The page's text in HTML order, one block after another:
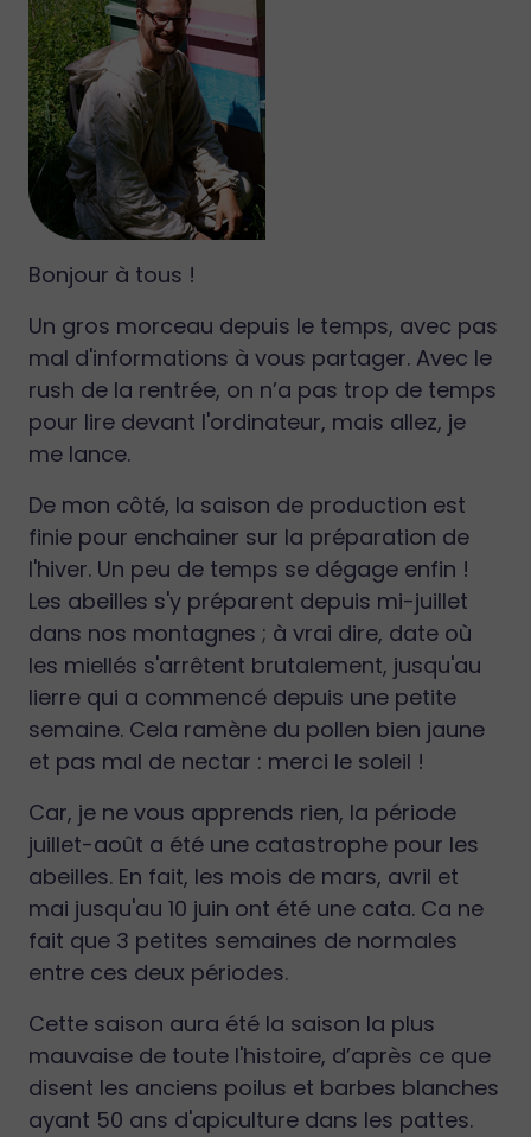
Bonjour à tous !
Un gros morceau depuis le temps, avec pas
mal d'informations à vous partager. Avec le
rush de la rentrée, on n’a pas trop de temps
pour lire devant l'ordinateur, mais allez, je
me lance.
De mon côté, la saison de production est
finie pour enchainer sur la préparation de
l'hiver. Un peu de temps se dégage enfin !
Les abeilles s'y préparent depuis mi-juillet
dans nos montagnes ; à vrai dire, date où
les miellés s'arrêtent brutalement, jusqu'au
lierre qui a commencé depuis une petite
semaine. Cela ramène du pollen bien jaune
et pas mal de nectar : merci le soleil !
Car, je ne vous apprends rien, la période
juillet-août a été une catastrophe pour les
abeilles. En fait, les mois de mars, avril et
mai jusqu'au 10 juin ont été une cata. Ca ne
fait que 3 petites semaines de normales
entre ces deux périodes.
Cette saison aura été la saison la plus
mauvaise de toute l'histoire, d’après ce que
disent les anciens poilus et barbes blanches
ayant 50 ans d'apiculture dans les pattes.